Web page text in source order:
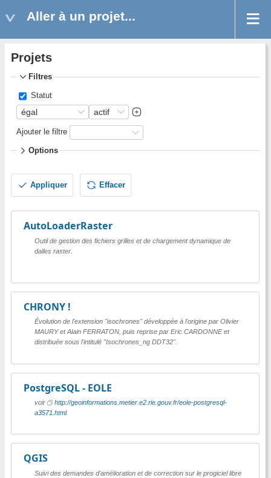
Aller à un projet...
Projets
Filtres
Statut
Ajouter le filtre
Options
Appliquer Effacer
AutoLoaderRaster
Outil de gestion des fichiers grilles et de chargement dynamique de
dalles raster.
CHRONY !
Évolution de l'extension "isochrones" développée à l'origine par Olivier
MAURY et Alain FERRATON, puis reprise par Eric CARDONNE et
distribuée sous l'intitulé "Isochrones_ng DDT32".
PostgreSQL - EOLE
voir
http://geoinformations.metier.e2.rie.gouv.fr/eole-postgresql-
a3571.html
QGIS
Suivi des demandes d'amélioration et de correction sur le progiciel libre